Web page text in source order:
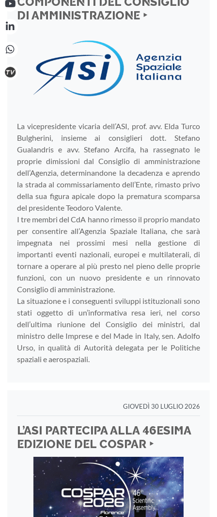
DI AMMINISTRAZIONE ‣
La vicepresidente vicaria dell’ASI, prof. avv. Elda Turco
Bulgherini, insieme ai consiglieri dott. Stefano
Gualandris e avv. Stefano Arcifa, ha rassegnato le
proprie dimissioni dal Consiglio di amministrazione
dell’Agenzia, determinandone la decadenza e aprendo
la strada al commissariamento dell’Ente, rimasto privo
della sua figura apicale dopo la prematura scomparsa
del presidente Teodoro Valente.
I tre membri del CdA hanno rimesso il proprio mandato
per consentire all’Agenzia Spaziale Italiana, che sarà
impegnata nei prossimi mesi nella gestione di
importanti eventi nazionali, europei e multilaterali, di
tornare a operare al più presto nel pieno delle proprie
funzioni, con un nuovo presidente e un rinnovato
Consiglio di amministrazione.
La situazione e i conseguenti sviluppi istituzionali sono
stati oggetto di un’informativa resa ieri, nel corso
dell’ultima riunione del Consiglio dei ministri, dal
ministro delle Imprese e del Made in Italy, sen. Adolfo
Urso, in qualità di Autorità delegata per le Politiche
spaziali e aerospaziali.
GIOVEDÌ 30 LUGLIO 2026
L’ASI PARTECIPA ALLA 46ESIMA
EDIZIONE DEL COSPAR ‣